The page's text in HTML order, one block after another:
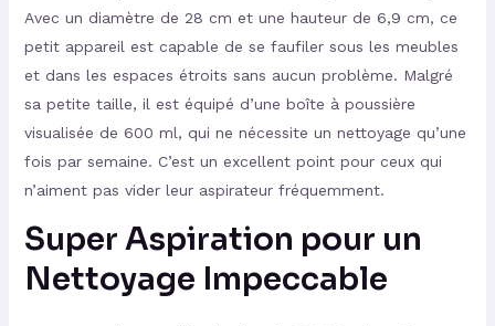
Avec un diamètre de 28 cm et une hauteur de 6,9 cm, ce
petit appareil est capable de se faufiler sous les meubles
et dans les espaces étroits sans aucun problème. Malgré
sa petite taille, il est équipé d’une boîte à poussière
visualisée de 600 ml, qui ne nécessite un nettoyage qu’une
fois par semaine. C’est un excellent point pour ceux qui
n’aiment pas vider leur aspirateur fréquemment.
Super Aspiration pour un
Nettoyage Impeccable